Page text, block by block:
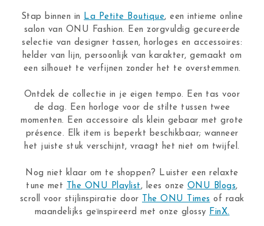
Stap binnen in La Petite Boutique, een intieme online
salon van ONU Fashion. Een zorgvuldig gecureerde
selectie van designer tassen, horloges en accessoires:
helder van lijn, persoonlijk van karakter, gemaakt om
een silhouet te verfijnen zonder het te overstemmen.
Ontdek de collectie in je eigen tempo. Een tas voor
de dag. Een horloge voor de stilte tussen twee
momenten. Een accessoire als klein gebaar met grote
présence. Elk item is beperkt beschikbaar; wanneer
het juiste stuk verschijnt, vraagt het niet om twijfel.
Nog niet klaar om te shoppen? Luister een relaxte
tune met
The ONU Playlist , lees onze ONU Blogs,
scroll voor stijlinspiratie door
The ONU Times of raak
maandelijks geïnspireerd met onze glossy FinX.